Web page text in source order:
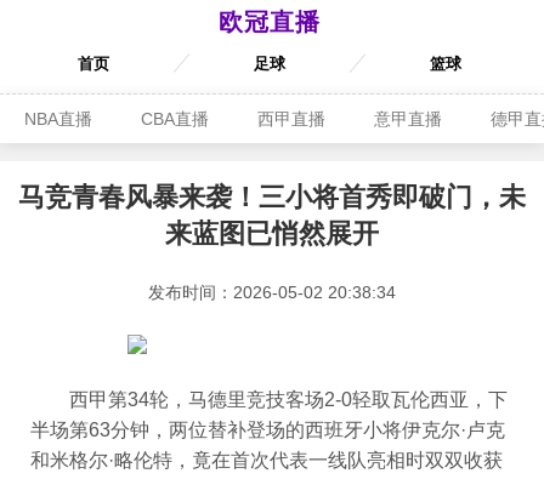
欧冠直播
首页 足球 篮球
NBA直播 CBA直播 西甲直播 意甲直播 德甲
马竞青春风暴来袭！三小将首秀即破门，未
来蓝图已悄然展开
发布时间：2026-05-02 20:38:34
西甲第34轮，马德里竞技客场2-0轻取瓦伦西亚，下
半场第63分钟，两位替补登场的西班牙小将伊克尔·卢克
和米格尔·略伦特，竟在首次代表一线队亮相时双双收获